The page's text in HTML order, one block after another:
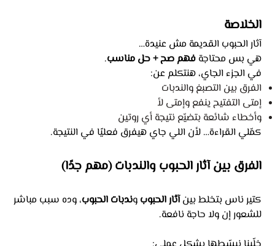
الخلاصة
آثار الحبوب القديمة مش عنيدة…
هي بس محتاجة فهم صح + حل مناسب.
في الجزء الجاي، هنتكلم عن:
الفرق بين التصبغ والندبات
إمتى التفتيح ينفع وإمتى لأ
وأخطاء شائعة بتضيّع نتيجة أي روتين
كمّلي القراءة… لأن اللي جاي هيفرق فعليًا في النتيجة.
الفرق بين آثار الحبوب والندبات (مهم جدًا)
كتير ناس بتخلط بينآثار الحبوب وندبات الحبوب، وده سبب مباشر
للشعور إن ولا حاجة نافعة.